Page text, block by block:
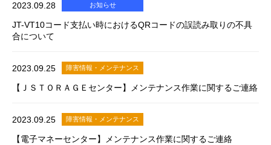
2023.09.28 お知らせ
JT-VT10コード支払い時におけるQRコードの誤読み取りの不具
合について
2023.09.25 障害情報・メンテナンス
【ＪＳＴＯＲＡＧＥセンター】メンテナンス作業に関するご連絡
2023.09.25 障害情報・メンテナンス
【電子マネーセンター】メンテナンス作業に関するご連絡